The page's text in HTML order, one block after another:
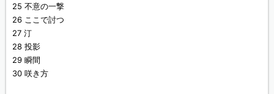
25 不意の一撃
26 ここで討つ
27 汀
28 投影
29 瞬間
30 咲き方